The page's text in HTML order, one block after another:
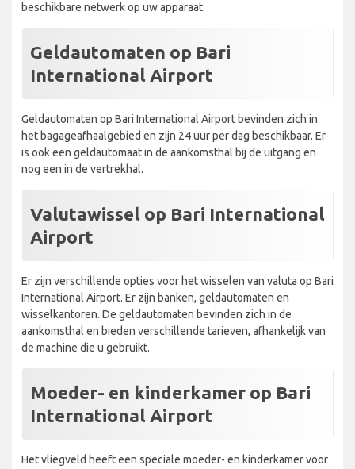
beschikbare netwerk op uw apparaat.
Geldautomaten op Bari
International Airport
Geldautomaten op Bari International Airport bevinden zich in
het bagageafhaalgebied en zijn 24 uur per dag beschikbaar. Er
is ook een geldautomaat in de aankomsthal bij de uitgang en
nog een in de vertrekhal.
Valutawissel op Bari International
Airport
Er zijn verschillende opties voor het wisselen van valuta op Bari
International Airport. Er zijn banken, geldautomaten en
wisselkantoren. De geldautomaten bevinden zich in de
aankomsthal en bieden verschillende tarieven, afhankelijk van
de machine die u gebruikt.
Moeder- en kinderkamer op Bari
International Airport
Het vliegveld heeft een speciale moeder- en kinderkamer voor